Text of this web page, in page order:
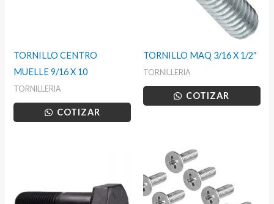
TORNILLO CENTRO
MUELLE 9/16 X 10
TORNILLERIA
COTIZAR
TORNILLO MAQ 3/16 X 1/2″
TORNILLERIA
COTIZAR